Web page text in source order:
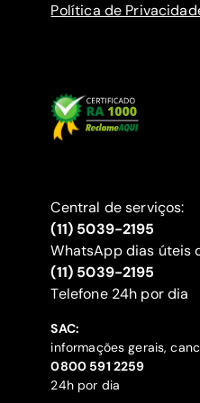
Política de
Central de serviços:
(11) 5039-2195
WhatsApp dias úteis
(11) 5039-2195
‍Telefone 24h por dia
SAC:
informações gerais,
‍0800 591 2259
24h por dia